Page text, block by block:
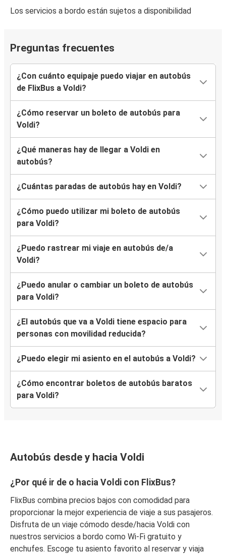
Los servicios a bordo están sujetos a disponibilidad
Preguntas frecuentes
¿Con cuánto equipaje puedo viajar en autobús
de FlixBus a Voldi?
¿Cómo reservar un boleto de autobús para
Voldi?
¿Qué maneras hay de llegar a Voldi en
autobús?
¿Cuántas paradas de autobús hay en Voldi?
¿Cómo puedo utilizar mi boleto de autobús
para Voldi?
¿Puedo rastrear mi viaje en autobús de/a
Voldi?
¿Puedo anular o cambiar un boleto de autobús
para Voldi?
¿El autobús que va a Voldi tiene espacio para
personas con movilidad reducida?
¿Puedo elegir mi asiento en el autobús a Voldi?
¿Cómo encontrar boletos de autobús baratos
para Voldi?
Autobús desde y hacia Voldi
¿Por qué ir de o hacia Voldi con FlixBus?
FlixBus combina precios bajos con comodidad para
proporcionar la mejor experiencia de viaje a sus pasajeros.
Disfruta de un viaje cómodo desde/hacia Voldi con
nuestros servicios a bordo como Wi-Fi gratuito y
enchufes. Escoge tu asiento favorito al reservar y viaja